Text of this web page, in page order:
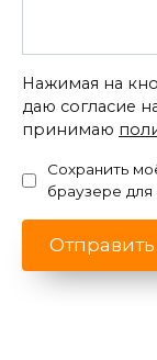
Нажимая на
даю согласие
принимаю
Сохранить
браузере